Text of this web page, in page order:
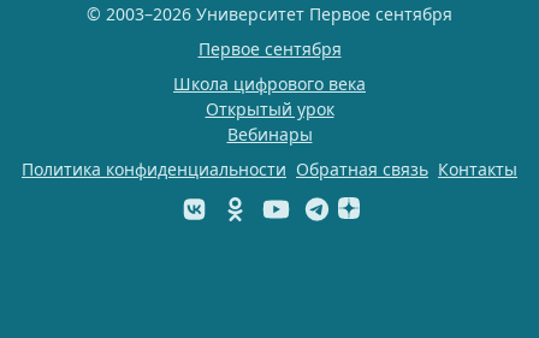
© 2003–2026 Университет Первое сентября
Первое сентября
Школа цифрового века
Открытый урок
Вебинары
Политика конфиденциальности Обратная связь Контакты